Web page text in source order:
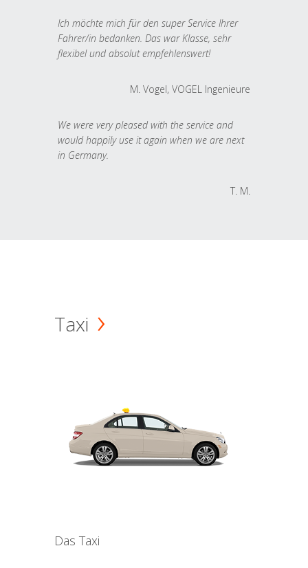
Ich möchte mich für den super Service Ihrer
Fahrer/in bedanken. Das war Klasse, sehr
flexibel und absolut empfehlenswert!
M. Vogel, VOGEL Ingenieure
We were very pleased with the service and
would happily use it again when we are next
in Germany.
T. M.
Taxi
Das Taxi